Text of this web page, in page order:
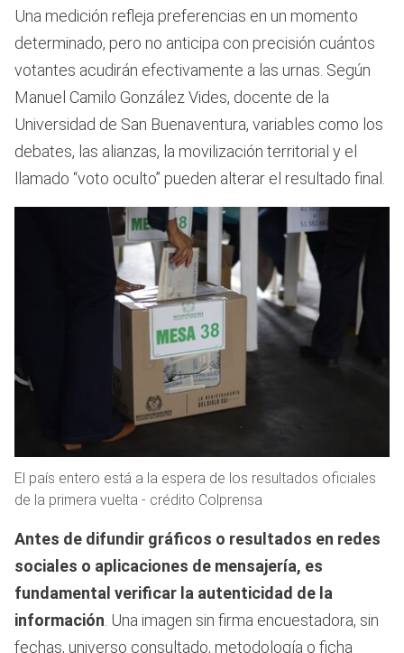
Una medición refleja preferencias en un momento
determinado, pero no anticipa con precisión cuántos
votantes acudirán efectivamente a las urnas. Según
Manuel Camilo González Vides, docente de la
Universidad de San Buenaventura, variables como los
debates, las alianzas, la movilización territorial y el
llamado “voto oculto” pueden alterar el resultado final.
El país entero está a la espera de los resultados oficiales
de la primera vuelta - crédito Colprensa
Antes de difundir gráficos o resultados en redes
sociales o aplicaciones de mensajería, es
fundamental verificar la autenticidad de la
información. Una imagen sin firma encuestadora, sin
fechas, universo consultado, metodología o ficha